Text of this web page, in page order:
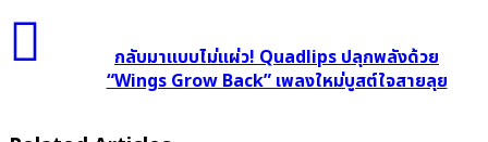
HEAD
แบบ
แผ่ว!
กลับมาแบบไม่แผ่ว! Quadlips ปลุกพลังด้วย
“Wings Grow Back” เพลงใหม่บูสต์ใจสายลุย